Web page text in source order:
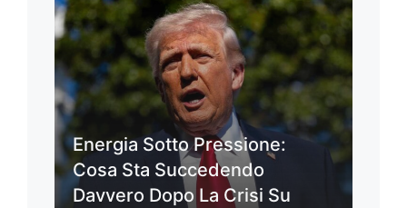
Energia Sotto Pressione:
Cosa Sta Succedendo
Davvero Dopo La Crisi Su